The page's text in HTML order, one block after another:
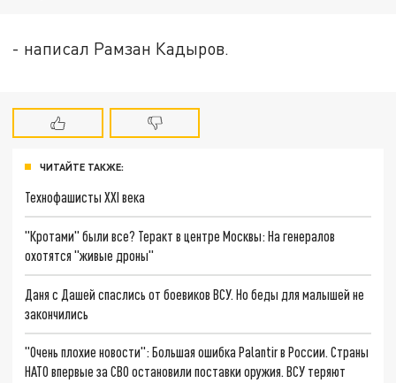
- написал Рамзан Кадыров.
ЧИТАЙТЕ ТАКЖЕ:
Технофашисты XXI века
"Кротами" были все? Теракт в центре Москвы: На генералов
охотятся "живые дроны"
Даня с Дашей спаслись от боевиков ВСУ. Но беды для малышей не
закончились
"Очень плохие новости": Большая ошибка Palantir в России. Страны
НАТО впервые за СВО остановили поставки оружия. ВСУ теряют